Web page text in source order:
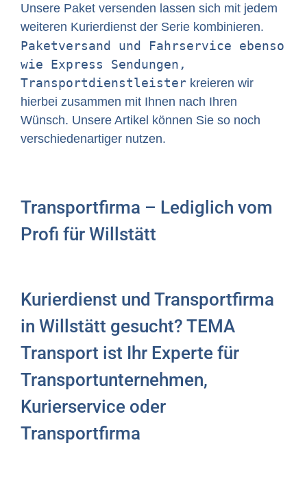
Unsere Paket versenden lassen sich mit jedem
weiteren Kurierdienst der Serie kombinieren.
Paketversand und Fahrservice ebenso
wie Express Sendungen,
Transportdienstleister kreieren wir
hierbei zusammen mit Ihnen nach Ihren
Wünsch. Unsere Artikel können Sie so noch
verschiedenartiger nutzen.
Transportfirma – Lediglich vom
Profi für Willstätt
Kurierdienst und Transportfirma
in Willstätt gesucht? TEMA
Transport ist Ihr Experte für
Transportunternehmen,
Kurierservice oder
Transportfirma